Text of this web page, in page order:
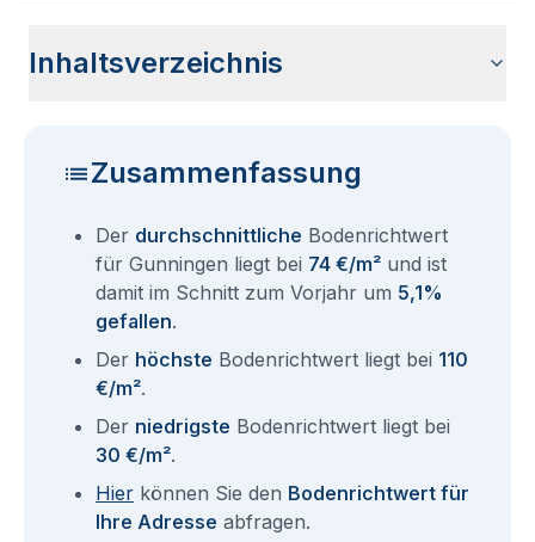
Inhaltsverzeichnis
Zusammenfassung
Der durchschnittliche Bodenrichtwert
für Gunningen liegt bei 74 €/m² und ist
damit im Schnitt zum Vorjahr um 5,1%
gefallen.
Der höchste Bodenrichtwert liegt bei 110
€/m².
Der niedrigste Bodenrichtwert liegt bei
30 €/m².
Hier können Sie den Bodenrichtwert für
Ihre Adresse abfragen.